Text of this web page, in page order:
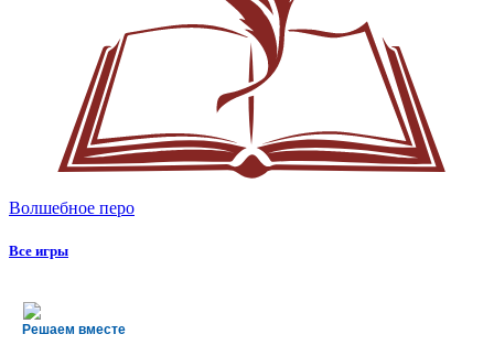
Волшебное перо
Все игры
Решаем вместе